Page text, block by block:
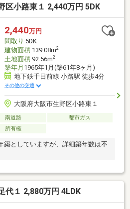
区小路東１ 2,440万円 5DK
2,440万円
間取り 5DK
建物面積139.08m2
土地面積92.56m2
築年月 1965年1月(築61年8ヶ月)
地下鉄千日前線 小路駅 徒歩4分
その他の交通
大阪府大阪市生野区小路東１
南道路
都市ガス
所有権
築としていますが、詳細築年数は不
代１ 2,880万円 4LDK